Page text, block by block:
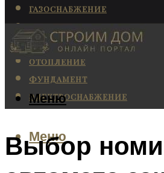
ГАЗОСНАБЖЕНИЕ
КАНАЛИЗАЦИЯ
КОНДИЦИОНИРОВАНИЕ
ОТОПЛЕНИЕ
ФУНДАМЕНТ
ЭЛЕКТРОСНАБЖЕНИЕ
Меню
Меню
Выбор